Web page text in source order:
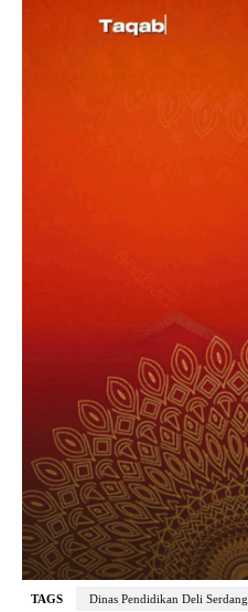
TAGS Dinas Pendidikan Deli Serdang